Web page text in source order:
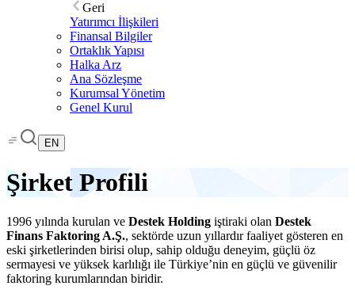
Geri
Yatırımcı İlişkileri
Finansal Bilgiler
Ortaklık Yapısı
Halka Arz
Ana Sözleşme
Kurumsal Yönetim
Genel Kurul
EN
Şirket Profili
1996 yılında kurulan ve Destek Holding iştiraki olan Destek
Finans Faktoring A.Ş., sektörde uzun yıllardır faaliyet gösteren en
eski şirketlerinden birisi olup, sahip olduğu deneyim, güçlü öz
sermayesi ve yüksek karlılığı ile Türkiye’nin en güçlü ve güvenilir
faktoring kurumlarından biridir.